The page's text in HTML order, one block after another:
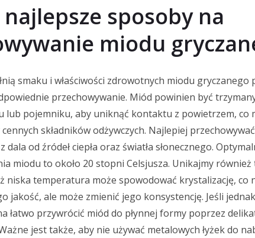
najlepsze sposoby na
miodu
smaku i właściwości zdrowotnych miodu gryczanego
przechowywanie. Miód powinien być
lub pojemniku, aby uniknąć kontaktu z powietrzem, co
składników odżywczych. Najlepiej
dala od źródeł ciepła oraz światła słonecznego.
miodu to około 20 stopni Celsjusza. Unikajmy
niska temperatura może spowodować krystalizację, co
jakość, ale może zmienić jego konsystencję. Jeśli
łatwo przywrócić miód do płynnej formy poprzez
jest także, aby nie używać metalowych łyżek do